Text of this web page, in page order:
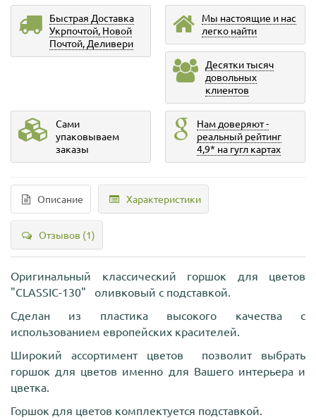
Быстрая Доставка
Укрпочтой, Новой
Почтой, Деливери
Мы настоящие и нас
легко найти
Десятки тысяч
довольных
клиентов
Сами
упаковываем
заказы
Нам доверяют -
реальный рейтинг
4,9* на гугл картах
Описание Характеристики
Отзывов (1)
Оригинальный классический горшок для цветов
"CLASSIC-130" оливковый с подставкой.
Сделан из пластика высокого качества с
использованием европейских красителей.
Широкий ассортимент цветов позволит выбрать
горшок для цветов именно для Вашего интерьера и
цветка.
Горшок для цветов комплектуется подставкой.